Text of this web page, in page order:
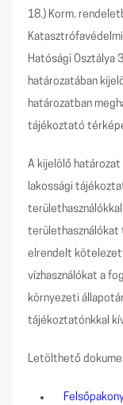
18.) Korm.
Hatósági Osztálya
határozatában
határozatban
tájékoztató
A kijelölő határozat
lakossági
területhasználókat
elrendelt
vízhasználókat a
környezeti
tájékoztatónkkal
Letölthető